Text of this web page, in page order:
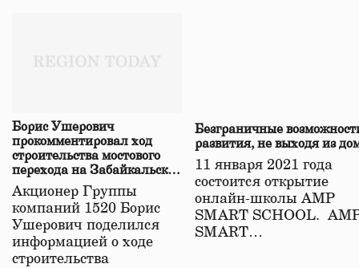
Борис Ушерович
прокомментировал ход
строительства мостового
перехода на Забайкальской
железной дороге
Акционер Группы
компаний 1520 Борис
Ушерович поделился
информацией о ходе
строительства
Безграничные
развития, не выходя из
11 января 2021 года
состоится открытие
онлайн-школы АМР
SMART SCHOOL.
SMART…